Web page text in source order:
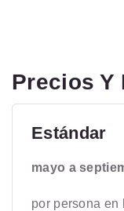
Precios Y
Estándar
mayo a
por persona en